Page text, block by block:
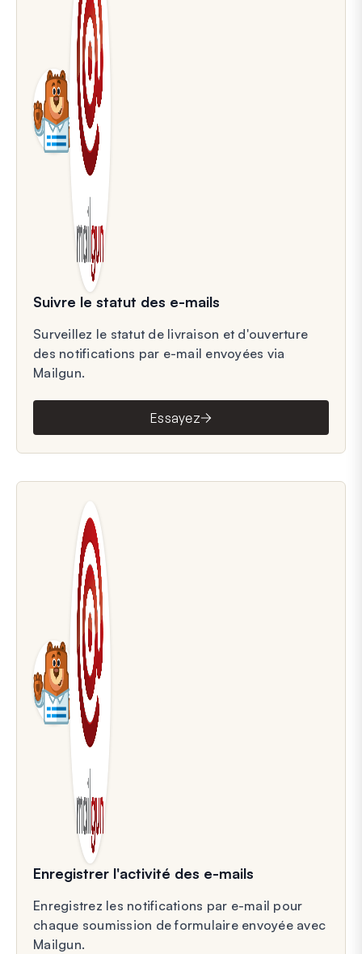
Suivre le statut des e-mails
Surveillez le statut de livraison et d'ouverture
des notifications par e-mail envoyées via
Mailgun.
Essayez
Enregistrer l'activité des e-mails
Enregistrez les notifications par e-mail pour
chaque soumission de formulaire envoyée avec
Mailgun.